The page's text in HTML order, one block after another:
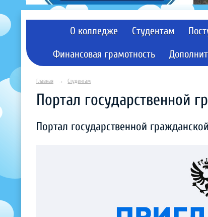
О колледже Студентам
Финансовая грамотность
Главная → Студентам
Портал государственной
Портал государственной